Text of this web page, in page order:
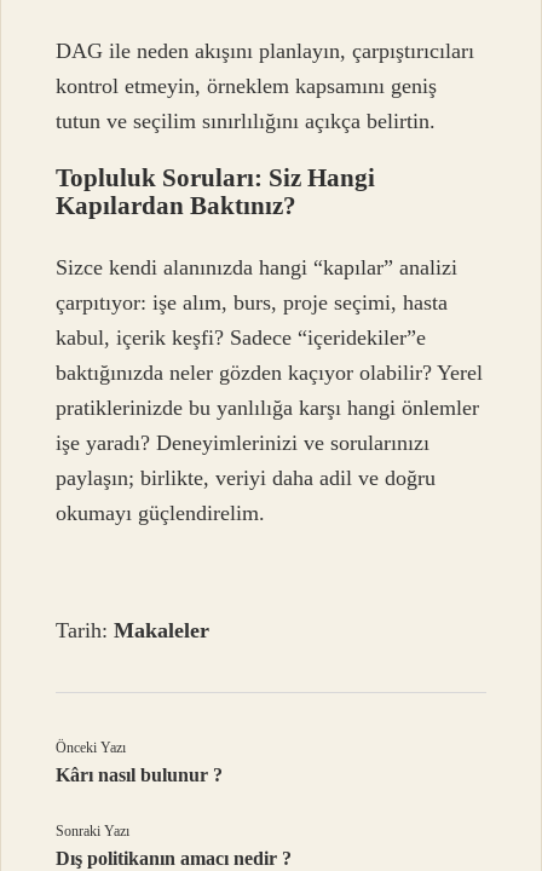
DAG ile neden akışını planlayın, çarpıştırıcıları
kontrol etmeyin, örneklem kapsamını geniş
tutun ve seçilim sınırlılığını açıkça belirtin.
Topluluk Soruları: Siz Hangi
Kapılardan Baktınız?
Sizce kendi alanınızda hangi “kapılar” analizi
çarpıtıyor: işe alım, burs, proje seçimi, hasta
kabul, içerik keşfi? Sadece “içeridekiler”e
baktığınızda neler gözden kaçıyor olabilir? Yerel
pratiklerinizde bu yanlılığa karşı hangi önlemler
işe yaradı? Deneyimlerinizi ve sorularınızı
paylaşın; birlikte, veriyi daha adil ve doğru
okumayı güçlendirelim.
Tarih:Makaleler
Önceki Yazı
Kârı nasıl bulunur ?
Sonraki Yazı
Dış politikanın amacı nedir ?